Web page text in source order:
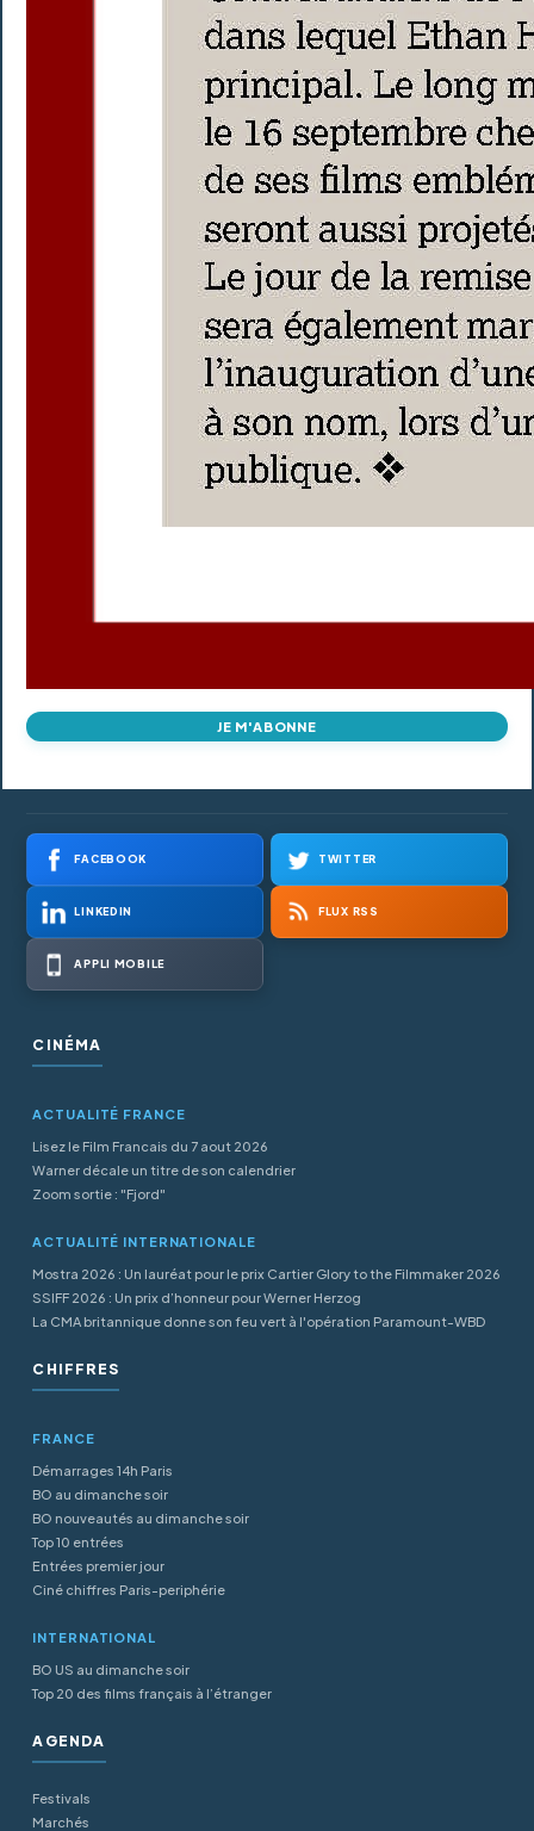
JE M'ABONNE
FACEBOOK TWITTER
LINKEDIN FLUX RSS
APPLI MOBILE
CINÉMA
ACTUALITÉ FRANCE
Lisez le Film Francais du 7 aout 2026
Warner décale un titre de son calendrier
Zoom sortie : "Fjord"
ACTUALITÉ INTERNATIONALE
Mostra 2026 : Un lauréat pour le prix Cartier Glory to the Filmmaker 2026
SSIFF 2026 : Un prix d’honneur pour Werner Herzog
La CMA britannique donne son feu vert à l'opération Paramount-WBD
CHIFFRES
FRANCE
Démarrages 14h Paris
BO au dimanche soir
BO nouveautés au dimanche soir
Top 10 entrées
Entrées premier jour
Ciné chiffres Paris-periphérie
INTERNATIONAL
BO US au dimanche soir
Top 20 des films français à l’étranger
AGENDA
Festivals
Marchés